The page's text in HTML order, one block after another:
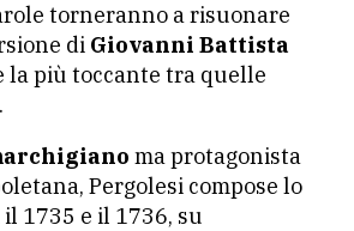
torneranno a risuonare
di Giovanni Battista
la più toccante tra quelle
ma protagonista
Pergolesi compose lo
1735 e il 1736, su